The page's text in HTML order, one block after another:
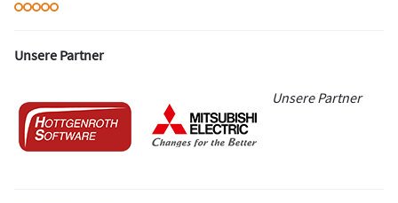
Unsere Partner
Unsere Partner